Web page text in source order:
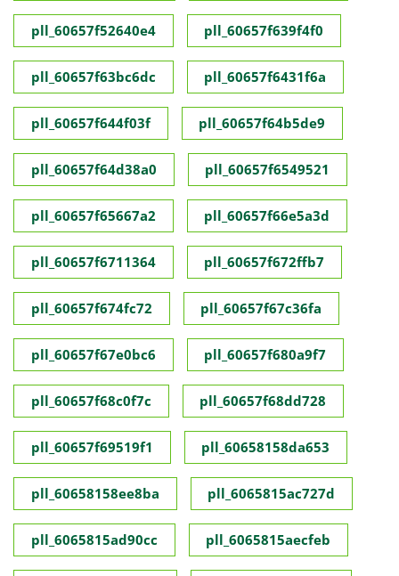
pll_60657f52640e4 pll_60657f639f4f0
pll_60657f63bc6dc pll_60657f6431f6a
pll_60657f644f03f pll_60657f64b5de9
pll_60657f64d38a0 pll_60657f6549521
pll_60657f65667a2 pll_60657f66e5a3d
pll_60657f6711364 pll_60657f672ffb7
pll_60657f674fc72 pll_60657f67c36fa
pll_60657f67e0bc6 pll_60657f680a9f7
pll_60657f68c0f7c pll_60657f68dd728
pll_60657f69519f1 pll_60658158da653
pll_60658158ee8ba pll_6065815ac727d
pll_6065815ad90cc pll_6065815aecfeb